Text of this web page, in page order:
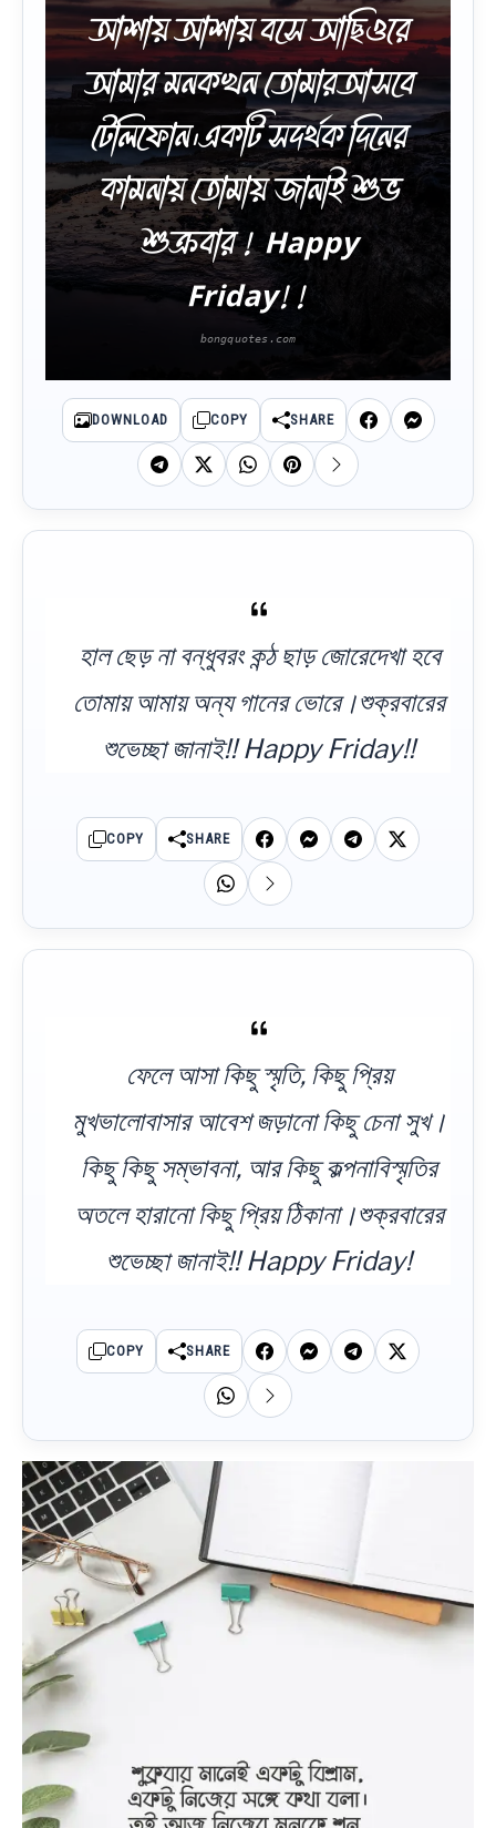
আশায় আশায় বসে আছিওরে
আমার মনকখন তোমারআসবে
টেলিফোন।একটি সদর্থক দিনের
কামনায় তোমায় জানাই শুভ
শুক্রবার ! Happy
Friday!!
DOWNLOAD COPY SHARE
হাল ছেড় না বন্ধুবরং কন্ঠ ছাড় জোরেদেখা হবে
তোমায় আমায় অন্য গানের ভোরে।শুক্রবারের
শুভেচ্ছা জানাই!! Happy Friday!!
COPY SHARE
ফেলে আসা কিছু স্মৃতি, কিছু প্রিয়
মুখভালোবাসার আবেশ জড়ানো কিছু চেনা সুখ।
কিছু কিছু সম্ভাবনা, আর কিছু কল্পনাবিস্মৃতির
অতলে হারানো কিছু প্রিয় ঠিকানা।শুক্রবারের
শুভেচ্ছা জানাই!! Happy Friday!
COPY SHARE